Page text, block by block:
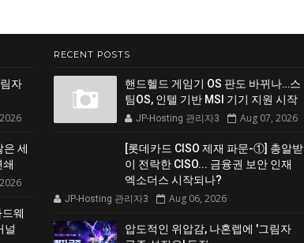
자
은 세
웨
널
RECENT POSTS
핸드헬드 게임기 OS 판도 바뀌나…스
팀OS, 인텔 기반 MSI 기기 지원 시작
JP-Hosting 관리자3 Aug 07, 2026
[롯데카드 CISO 제재 파문-①] 총알받
이 전락한 CISO... 금융권 보안 인재
엑소더스 시작되나?
JP-Hosting 관리자3 Aug 06, 2026
압도적인 위압감, 나혼렙에 '그림자